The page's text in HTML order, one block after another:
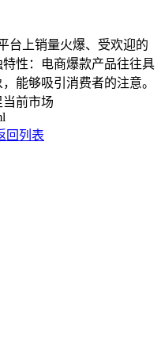
台上销量火爆、受欢迎的
性：电商爆款产品往往具
能够吸引消费者的注意。
前市场
回列表